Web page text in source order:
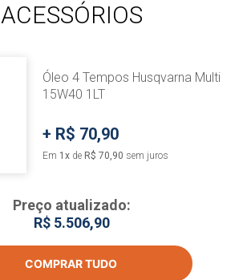
ACESSÓRIOS
Óleo 4 Tempos Husqvarna Multi
15W40 1LT
+ R$ 70,90
Em 1 x de R$ 70,90 sem juros
Preço atualizado:
R$ 5.506,90
COMPRAR TUDO